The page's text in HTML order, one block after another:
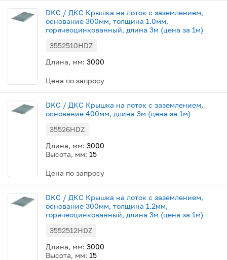
DKC / ДКС Крышка на лоток с заземлением,
основание 300мм, толщина 1.0мм,
горячеоцинкованный, длина 3м (цена за 1м)
3552510HDZ
Длина, мм: 3000
Цена по запросу
DKC / ДКС Крышка на лоток с заземлением,
основание 400мм, длина 3м (цена за 1м)
35526HDZ
Длина, мм: 3000
Высота, мм: 15
Цена по запросу
DKC / ДКС Крышка на лоток с заземлением,
основание 300мм, толщина 1.2мм,
горячеоцинкованный, длина 3м (цена за 1м)
3552512HDZ
Длина, мм: 3000
Высота, мм: 15